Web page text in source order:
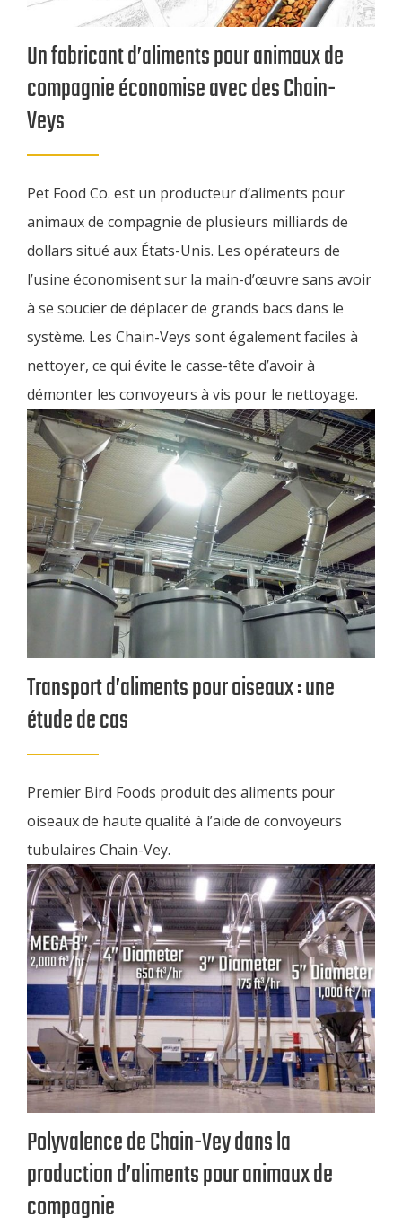
Un fabricant d’aliments pour animaux de
compagnie économise avec des Chain-
Veys
Pet Food Co. est un producteur d’aliments pour
animaux de compagnie de plusieurs milliards de
dollars situé aux États-Unis. Les opérateurs de
l’usine économisent sur la main-d’œuvre sans avoir
à se soucier de déplacer de grands bacs dans le
système. Les Chain-Veys sont également faciles à
nettoyer, ce qui évite le casse-tête d’avoir à
démonter les convoyeurs à vis pour le nettoyage.
Transport d’aliments pour oiseaux : une
étude de cas
Premier Bird Foods produit des aliments pour
oiseaux de haute qualité à l’aide de convoyeurs
tubulaires Chain-Vey.
Polyvalence de Chain-Vey dans la
production d’aliments pour animaux de
compagnie